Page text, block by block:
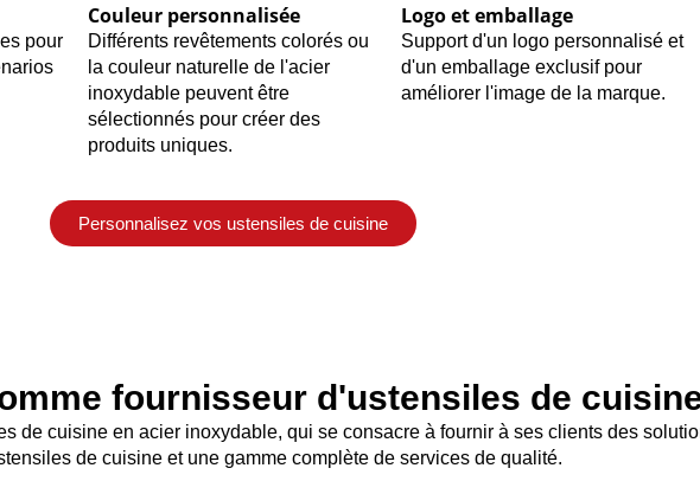
pour
Couleur personnalisée
Différents revêtements colorés ou
la couleur naturelle de l'acier
inoxydable peuvent être
sélectionnés pour créer des
produits uniques.
Logo et emballage
Support d'un logo personnalisé et
d'un emballage exclusif pour
améliorer l'image de la marque.
Personnalisez vos ustensiles de cuisine
fournisseur d'ustensiles de
de cuisine en acier inoxydable, qui se consacre à fournir à ses clients des
de cuisine et une gamme complète de services de qualité.